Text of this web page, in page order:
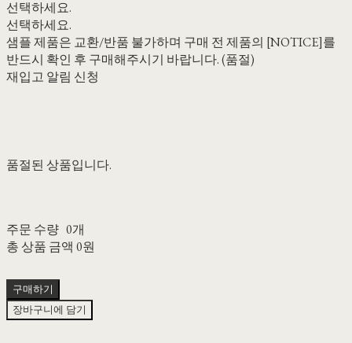
선택하세요.
선택하세요.
샘플 제품은 교환/반품 불가하며 구매 전 제품의 [NOTICE]를
반드시 확인 후 구매해주시기 바랍니다. (품절)
재입고 알림 신청
품절된 상품입니다.
주문 수량 0개
총 상품 금액 0원
구매하기
장바구니에 담기